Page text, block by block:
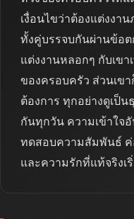
เงื่อนไขว่าต้องแต่งงา
ทั้งคู่บรรจบกันผ่านข้อต
แต่งงานหลอกๆ กับเข
ของครอบครัว ส่วนเข
ต้องการ ทุกอย่างดูเป็
กันทุกวัน ความเข้าใจ
ทดสอบความสัมพันธ์ ค่
และความรักที่แท้จริงเ